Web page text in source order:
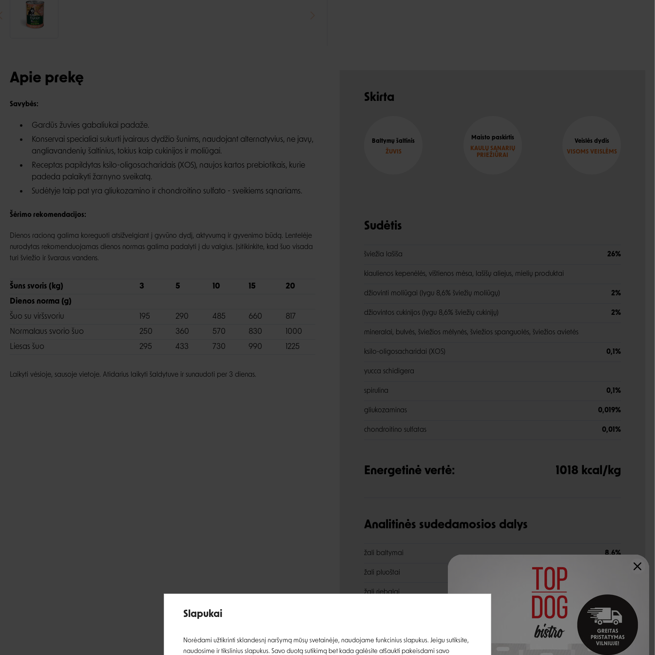
Apie prekę
Savybės:
Gardūs žuvies gabaliukai padaže.
Konservai specialiai sukurti įvairaus dydžio šunims, naudojant alternatyvius, ne javų,
angliavandenių šaltinius, tokius kaip cukinijos ir moliūgai.
Receptas papildytas ksilo-oligosacharidais (XOS), naujos kartos prebiotikais, kurie
padeda palaikyti žarnyno sveikatą.
Sudėtyje taip pat yra gliukozamino ir chondroitino sulfato - sveikiems sąnariams.
Šėrimo rekomendacijos:
Dienos racioną galima koreguoti atsižvelgiant į gyvūno dydį, aktyvumą ir gyvenimo būdą. Lentelėje
nurodytas rekomenduojamas dienos normas galima padalyti į du valgius. Įsitikinkite, kad šuo visada
turi šviežio ir švaraus vandens.
Šuns svoris (kg) 3 5 10 15
20
Dienos norma (g)
Šuo su viršsvoriu
195 290 485 660
817
Normalaus svorio šuo
250 360 570 830
1000
Liesas šuo
295 433 730 990 1225
Laikyti vėsioje, sausoje vietoje. Atidarius laikyti šaldytuve ir sunaudoti per 3 dienas.
Skirta
Baltymų šaltinis
ŽUVIS
Maisto paskirtis
KAULŲ SĄNARIŲ
PRIEŽIŪRAI
Veislės dydis
VISOMS VEISLĖMS
Sudėtis
šviežia lašiša 26%
kiaulienos kepenėlės, vištienos mėsa, lašišų aliejus, mielių produktai
džiovinti moliūgai (lygu 8,6% šviežių moliūgų) 2%
džiovintos cukinijos (lygu 8,6% šviežių cukinijų) 2%
mineralai, bulvės, šviežios mėlynės, šviežios spanguolės, šviežios avietės
ksilo-oligosacharidai (XOS) 0,1%
yucca schidigera
spirulina 0,1%
gliukozaminas 0,019%
chondroitino sulfatas 0,01%
Energetinė vertė: 1018 kcal/kg
Analitinės sudedamosios dalys
žali baltymai 8,6%
žali pluoštai
žali riebalai 6,2%
2,6%
79%
Slapukai
Norėdami užtikrinti sklandesnį naršymą mūsų svetainėje, naudojame funkcinius slapukus. Jeigu sutiksite,
naudosime ir tikslinius slapukus. Savo duotą sutikimą bet kada galėsite atšaukti pakeisdami savo